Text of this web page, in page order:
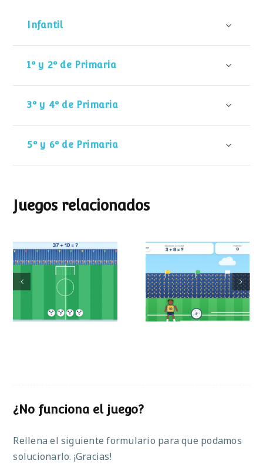
Infantil
1º y 2º de Primaria
3º y 4º de Primaria
5º y 6º de Primaria
Juegos relacionados
Mundial de
operaciones
Partido de sumas
¿No funciona el juego?
Rellena el siguiente formulario para que podamos
solucionarlo. ¡Gracias!